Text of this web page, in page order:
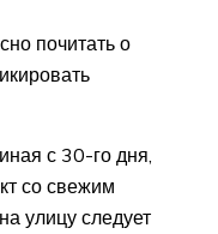
почитать о
с 30-го дня,
со свежим
улицу следует